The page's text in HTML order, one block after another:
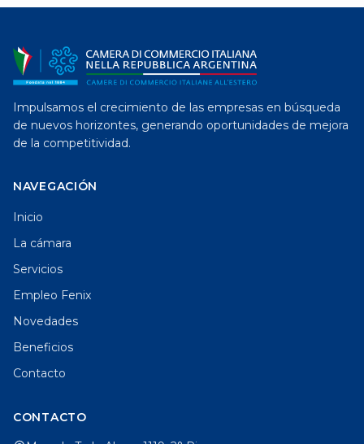
Impulsamos el crecimiento de las empresas en búsqueda
de nuevos horizontes, generando oportunidades de mejora
de la competitividad.
NAVEGACIÓN
Inicio
La cámara
Servicios
Empleo Fenix
Novedades
Beneficios
Contacto
CONTACTO